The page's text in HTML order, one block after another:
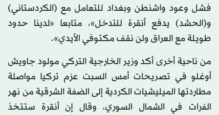
فشل وعود واشنطن وبغداد للتعامل مع (الكردستاني)
و(الحشد) يدفع أنقرة للتدخل»، متابعا «لدينا حدود
طويلة مع العراق ولن نقف مكتوفي الأيدي».
من ناحية أخرى أكد وزير الخارجية التركي مولود جاويش
أوغلو في تصريحات أمس السبت عزم تركيا مواصلة
مطاردتها الميليشيات الكردية إلى الضفة الشرقية من نهر
الفرات في الشمال السوري، وقال إن أنقرة ستتخذ